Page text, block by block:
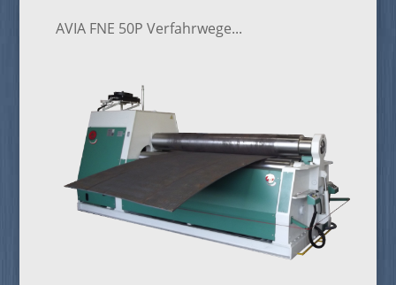
AVIA FNE 50P Verfahrwege...